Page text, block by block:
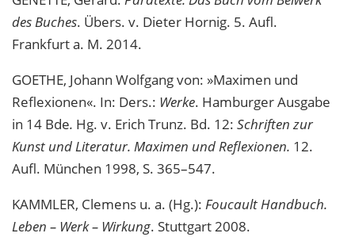
des Buches. Übers. v. Dieter Hornig. 5. Aufl.
Frankfurt a. M. 2014.
GOETHE, Johann Wolfgang von: »Maximen und
Reflexionen«. In: Ders.: Werke. Hamburger Ausgabe
in 14 Bde. Hg. v. Erich Trunz. Bd. 12: Schriften zur
Kunst und Literatur. Maximen und Reflexionen. 12.
Aufl. München 1998, S. 365–547.
KAMMLER, Clemens u. a. (Hg.): Foucault Handbuch.
Leben – Werk – Wirkung. Stuttgart 2008.